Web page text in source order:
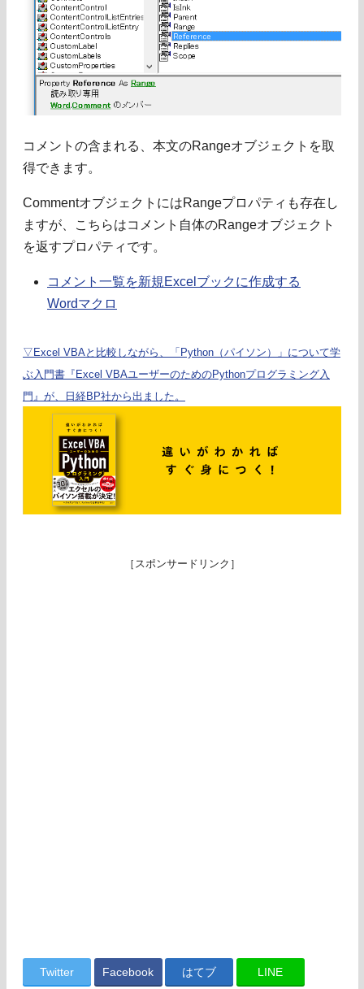
コメントの含まれる、本文のRangeオブジェクトを取
得できます。
CommentオブジェクトにはRangeプロパティも存在し
ますが、こちらはコメント自体のRangeオブジェクト
を返すプロパティです。
コメント一覧を新規Excelブックに作成する
Wordマクロ
▽Excel VBAと比較しながら、「Python（パイソン）」について学
ぶ入門書『Excel VBAユーザーのためのPythonプログラミング入
門』が、日経BP社から出ました。
［スポンサードリンク］
Twitter Facebook はてブ LINE